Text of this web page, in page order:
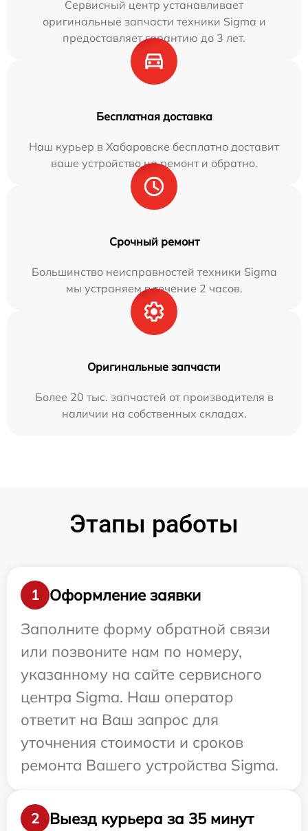
Сервисный центр устанавливает
оригинальные запчасти техники Sigma и
предоставляет гарантию до 3 лет.
Бесплатная доставка
Наш курьер в Хабаровске бесплатно доставит
ваше устройство на ремонт и обратно.
Срочный ремонт
Большинство неисправностей техники Sigma
мы устраняем в течение 2 часов.
Оригинальные запчасти
Более 20 тыс. запчастей от производителя в
наличии на собственных складах.
Этапы работы
1
Оформление заявки
Заполните форму обратной связи
или позвоните нам по номеру,
указанному на сайте сервисного
центра Sigma. Наш оператор
ответит на Ваш запрос для
уточнения стоимости и сроков
ремонта Вашего устройства Sigma.
2 Выезд курьера за 35 минут